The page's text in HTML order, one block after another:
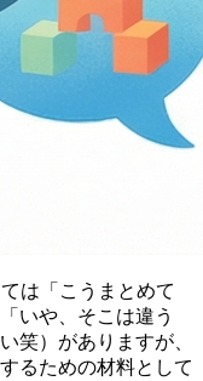
は「こうまとめて
いや、そこは違う
笑）がありますが、
るための材料として